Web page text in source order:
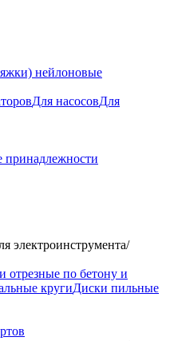
нейлоновые
Для насосовДля
принадлежности
электроинструмента/
отрезные по бетону и
кругиДиски пильные